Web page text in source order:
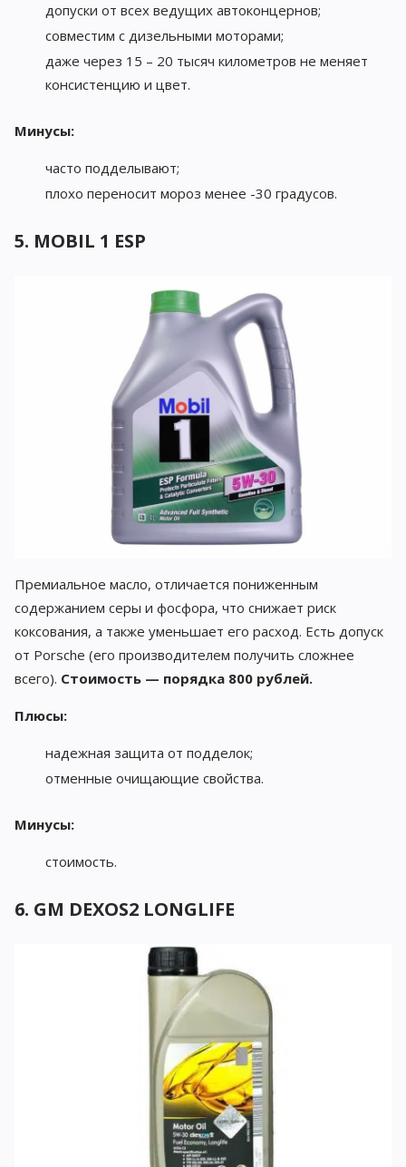
допуски от всех ведущих автоконцернов;
совместим с дизельными моторами;
даже через 15 – 20 тысяч километров не меняет
консистенцию и цвет.
Минусы:
часто подделывают;
плохо переносит мороз менее -30 градусов.
5. MOBIL 1 ESP
Премиальное масло, отличается пониженным
содержанием серы и фосфора, что снижает риск
коксования, а также уменьшает его расход. Есть допуск
от Porsche (его производителем получить сложнее
всего). Стоимость — порядка 800 рублей.
Плюсы:
надежная защита от подделок;
отменные очищающие свойства.
Минусы:
стоимость.
6. GM DEXOS2 LONGLIFE